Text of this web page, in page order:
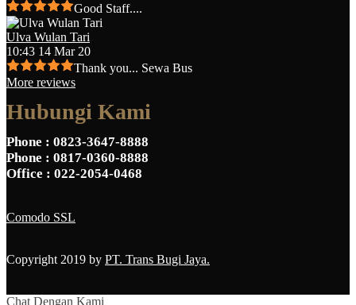
Good Staff....
Ulva Wulan Tari
10:43 14 Mar 20
Thank you... Sewa Bus
More reviews
Hubungi Kami
Phone : 0823-3647-8888
Phone : 0817-0360-8888
Office : 022-2054-0468
Comodo SSL
Copyright 2019 by PT. Trans Bugi Jaya.
Chat Dengan Kami